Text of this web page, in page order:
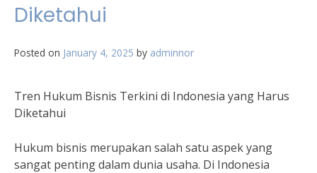
Diketahui
Posted on January 4, 2025 by adminnor
Tren Hukum Bisnis Terkini di Indonesia yang Harus
Diketahui
Hukum bisnis merupakan salah satu aspek yang
sangat penting dalam dunia usaha. Di Indonesia